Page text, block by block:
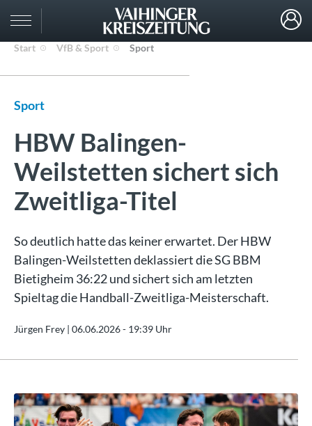
Start VfB & Sport Sport
Sport
HBW Balingen-
Weilstetten sichert sich
Zweitliga-Titel
So deutlich hatte das keiner erwartet. Der HBW
Balingen-Weilstetten deklassiert die SG BBM
Bietigheim 36:22 und sichert sich am letzten
Spieltag die Handball-Zweitliga-Meisterschaft.
Jürgen Frey | 06.06.2026 - 19:39 Uhr